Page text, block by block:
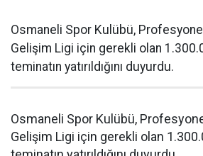
Osmaneli Spor Kulübü,
Gelişim Ligi için gerekli olan
teminatın yatırıldığını duyurdu.
Osmaneli Spor Kulübü,
Gelişim Ligi için gerekli olan